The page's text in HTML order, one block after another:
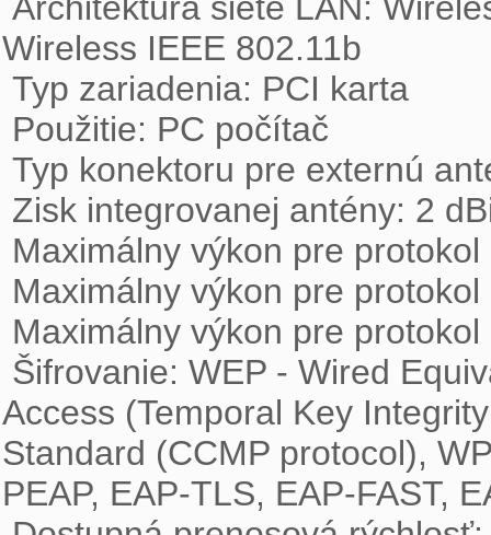
Wireless IEEE 802.11b
Access (Temporal Key
Standard (CCMP protocol),
PEAP, EAP-TLS, EAP-FAST,